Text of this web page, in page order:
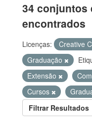
34 conjuntos
encontrados
Licenças: Creative
Graduação
Extensão
Cursos
Filtrar Resultados